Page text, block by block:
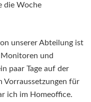
die Woche
unserer Abteilung ist
und
paar Tage auf der
Vorraussetzungen für
ich im Homeoffice.